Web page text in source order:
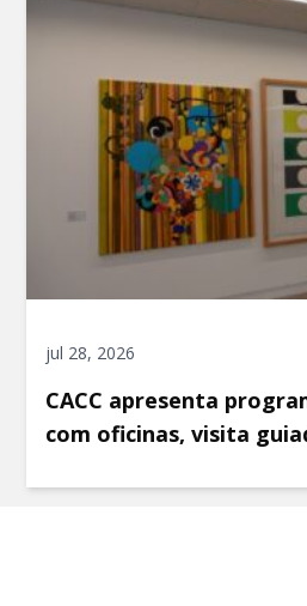
jul 28, 2026
CACC apresenta
com oficinas, visita